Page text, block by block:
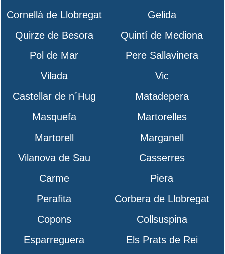
Cornellà de Llobregat
Gelida
Quirze de Besora
Quintí de Mediona
Pol de Mar
Pere Sallavinera
Vilada
Vic
Castellar de n´Hug
Matadepera
Masquefa
Martorelles
Martorell
Marganell
Vilanova de Sau
Casserres
Carme
Piera
Perafita
Corbera de Llobregat
Copons
Collsuspina
Esparreguera
Els Prats de Rei